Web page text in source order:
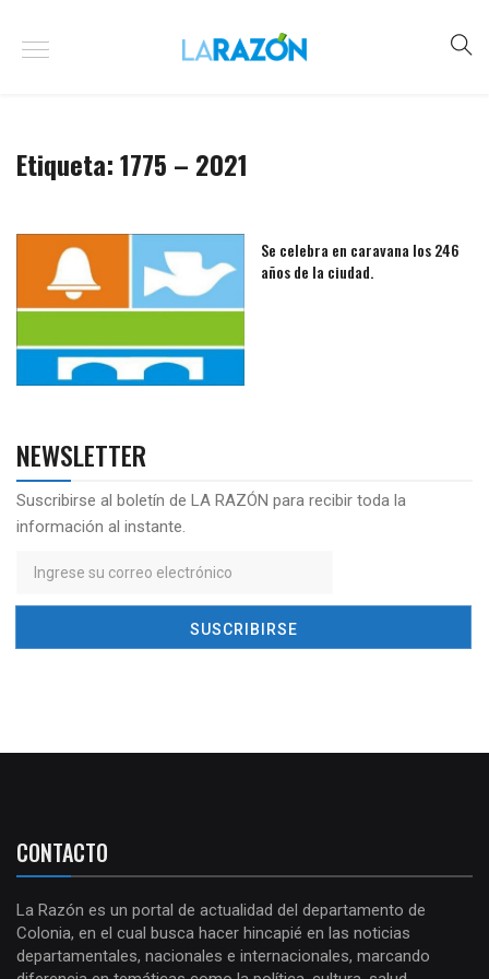
Etiqueta:1775 – 2021
Se celebra en caravana los 246
años de la ciudad.
NEWSLETTER
Suscribirse al boletín de LA RAZÓN para recibir toda la
información al instante.
CONTACTO
La Razón es un portal de actualidad del departamento de
Colonia, en el cual busca hacer hincapié en las noticias
departamentales, nacionales e internacionales, marcando